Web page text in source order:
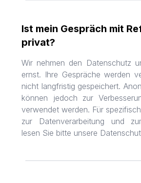
Ist mein Gespräch mit
privat?
Wir nehmen den Datenschutz
ernst. Ihre Gespräche werden
nicht langfristig gespeichert.
können jedoch zur
verwendet werden. Für
zur Datenverarbeitung und
lesen Sie bitte unsere